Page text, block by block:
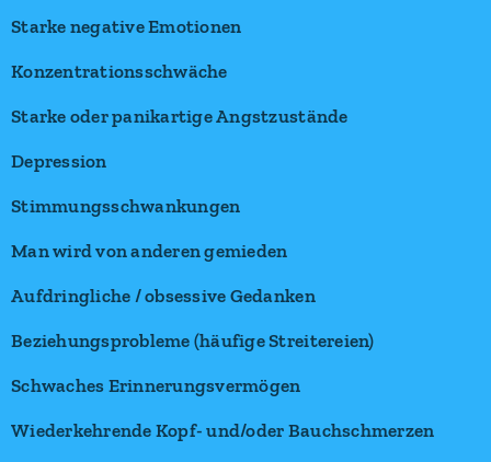
Starke negative Emotionen
Konzentrationsschwäche
Starke oder panikartige Angstzustände
Depression
Stimmungsschwankungen
Man wird von anderen gemieden
Aufdringliche / obsessive Gedanken
Beziehungsprobleme (häufige Streitereien)
Schwaches Erinnerungsvermögen
Wiederkehrende Kopf- und/oder Bauchschmerzen